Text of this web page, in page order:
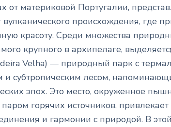
от материковой Португалии,
вулканического происхождения, где
красоту. Среди множества
крупного в архипелаге,
Velha) — природный парк с
и субтропическим лесом,
эпох. Это место, окруженное
горячих источников,
и гармонии с природой. В